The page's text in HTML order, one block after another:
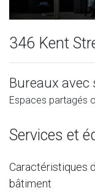
346 Kent
Bureaux avec
Espaces partagés
Services et
Caractéristiques
bâtiment